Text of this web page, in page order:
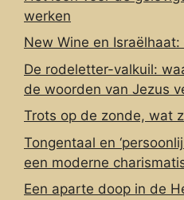
werken
New Wine en
De rodeletter-valkuil:
de woorden van Jezus
Trots op de zonde, wat
Tongentaal en
een moderne
Een aparte doop in de